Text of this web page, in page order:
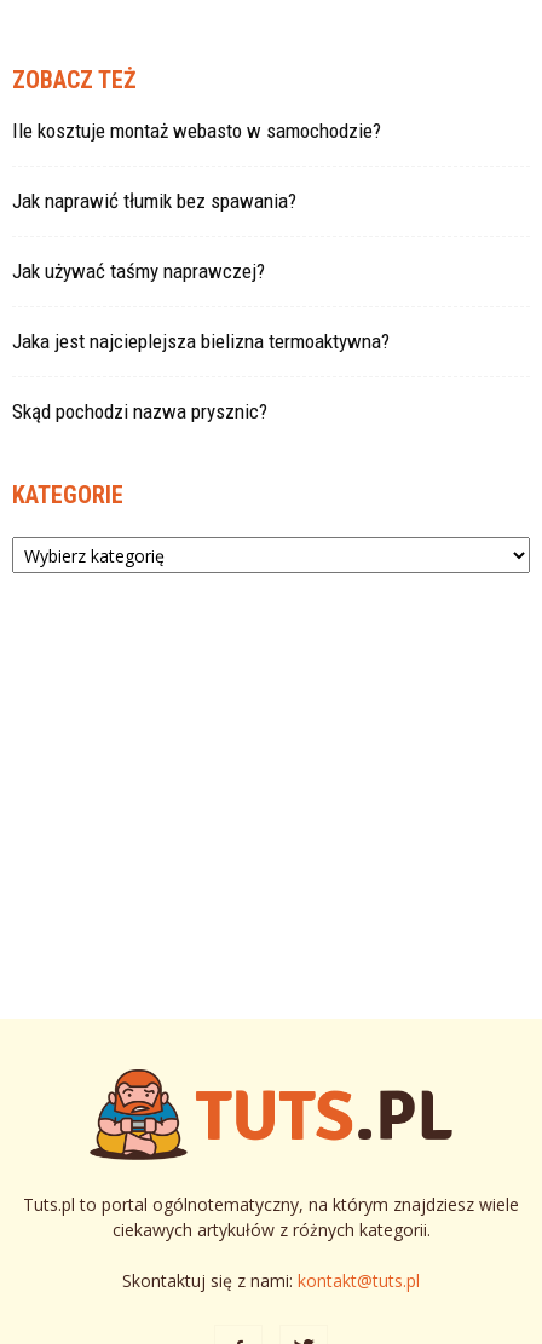
ZOBACZ TEŻ
Ile kosztuje montaż webasto w samochodzie?
Jak naprawić tłumik bez spawania?
Jak używać taśmy naprawczej?
Jaka jest najcieplejsza bielizna termoaktywna?
Skąd pochodzi nazwa prysznic?
KATEGORIE
Kategorie
Tuts.pl to portal ogólnotematyczny, na którym znajdziesz wiele
ciekawych artykułów z różnych kategorii.
Skontaktuj się z nami: kontakt@tuts.pl